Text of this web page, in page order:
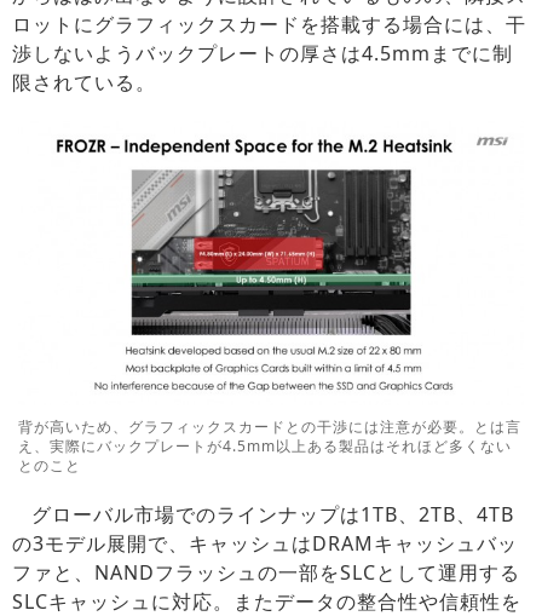
ロットにグラフィックスカードを搭載する場合には、干
渉しないようバックプレートの厚さは4.5mmまでに制
限されている。
背が高いため、グラフィックスカードとの干渉には注意が必要。とは言
え、実際にバックプレートが4.5mm以上ある製品はそれほど多くない
とのこと
グローバル市場でのラインナップは1TB、2TB、4TB
の3モデル展開で、キャッシュはDRAMキャッシュバッ
ファと、NANDフラッシュの一部をSLCとして運用する
SLCキャッシュに対応。またデータの整合性や信頼性を